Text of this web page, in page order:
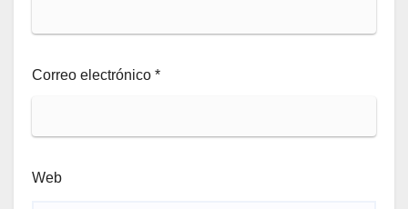
Correo electrónico *
Web